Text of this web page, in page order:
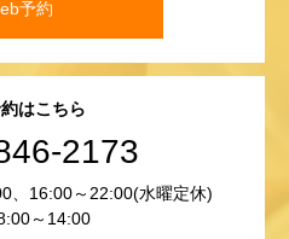
予約
はこちら
2173
、16:00～22:00(水曜定休)
～14:00